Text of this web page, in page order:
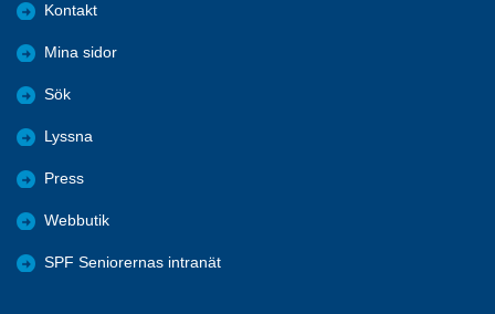
Kontakt
Mina sidor
Sök
Lyssna
Press
Webbutik
SPF Seniorernas intranät